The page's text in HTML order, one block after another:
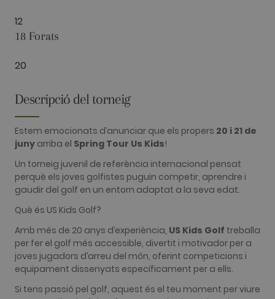
12
18 Forats
20
Descripció del torneig
Estem emocionats d’anunciar que els propers 20 i 21 de
juny arriba el Spring Tour Us Kids!
Un torneig juvenil de referència internacional pensat
perquè els joves golfistes puguin competir, aprendre i
gaudir del golf en un entorn adaptat a la seva edat.
Què és US Kids Golf?
Amb més de 20 anys d’experiència, US Kids Golf treballa
per fer el golf més accessible, divertit i motivador per a
joves jugadors d’arreu del món, oferint competicions i
equipament dissenyats específicament per a ells.
Si tens passió pel golf, aquest és el teu moment per viure
Les cookies analítiques s'utilitzen per veure com
cookies no es poden utilitzar per identificar
directament a cert visitant.
Google LLC
.golfperalada.com
2 anys
This cookie
name is
associated
significant
update to
Google's
more
service. This